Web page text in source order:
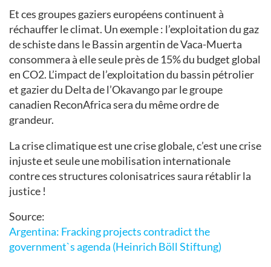
Et ces groupes gaziers européens continuent à
réchauffer le climat. Un exemple : l’exploitation du gaz
de schiste dans le Bassin argentin de Vaca-Muerta
consommera à elle seule près de 15% du budget global
en CO2. L’impact de l’exploitation du bassin pétrolier
et gazier du Delta de l’Okavango par le groupe
canadien ReconAfrica sera du même ordre de
grandeur.
La crise climatique est une crise globale, c’est une crise
injuste et seule une mobilisation internationale
contre ces structures colonisatrices saura rétablir la
justice !
Source:
Argentina: Fracking projects contradict the
government`s agenda (Heinrich Böll Stiftung)